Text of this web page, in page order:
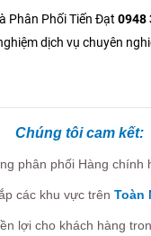
Phân Phối Tiến Đạt 0948
dịch vụ chuyên
Chúng tôi cam kết:
phân phối Hàng chính
các khu vực trên Toàn
lợi cho khách hàng